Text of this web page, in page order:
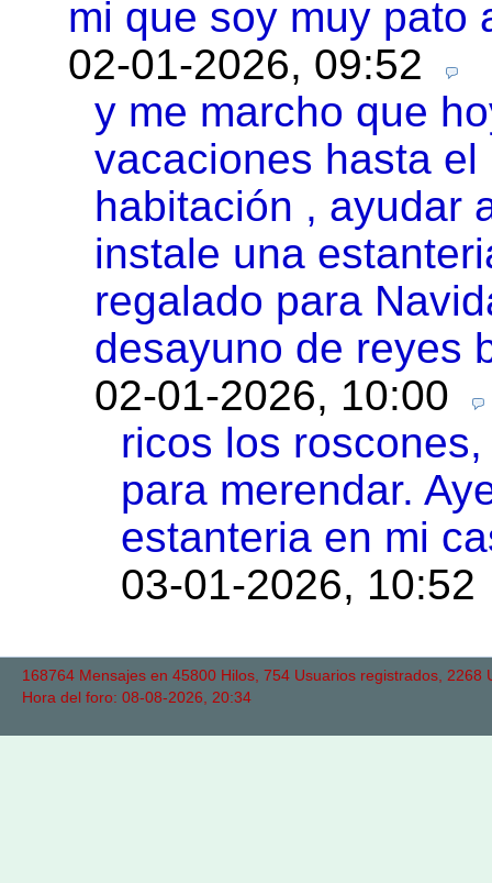
mi que soy muy pato
02-01-2026, 09:52
y me marcho que
vacaciones hasta
habitación , ayudar
instale una
regalado para
desayuno de reyes
02-01-2026, 10:00
ricos los
para merendar.
estanteria en mi
03-01-2026, 10:52
168764 Mensajes en 45800 Hilos, 754 Usuarios registrados,
Hora del foro: 08-08-2026, 20:34